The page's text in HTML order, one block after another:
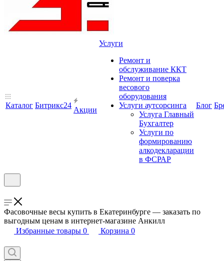
Каталог Битрикс24
Акции
Услуги
Ремонт и
обслуживание ККТ
Ремонт и поверка
весового
оборудования
Услуги аутсорсинга
Услуга Главный
Бухгалтер
Услуги по
формированию
алкодекларации
в ФСРАР
Блог
Фасовочные весы купить в Екатеринбурге — заказать по
выгодным ценам в интернет-магазине Анкилл
Избранные товары 0 Корзина 0